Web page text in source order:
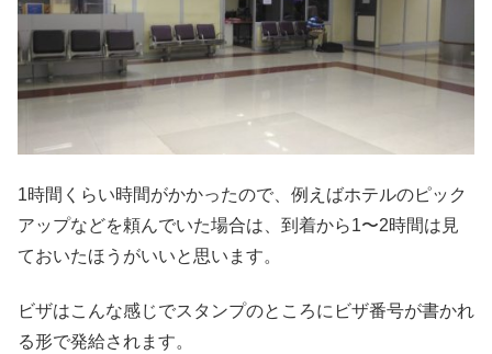
1時間くらい時間がかかったので、例えばホテルのピック
アップなどを頼んでいた場合は、到着から1〜2時間は見
ておいたほうがいいと思います。
ビザはこんな感じでスタンプのところにビザ番号が書かれ
る形で発給されます。